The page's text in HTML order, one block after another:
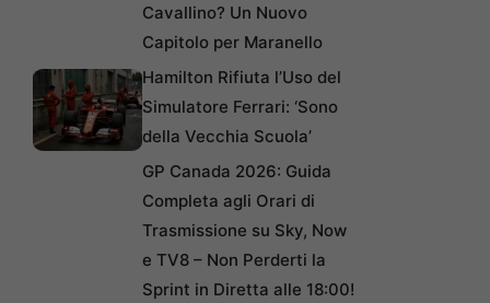
Cavallino? Un Nuovo
Capitolo per Maranello
Hamilton Rifiuta l’Uso del
Simulatore Ferrari: ‘Sono
della Vecchia Scuola’
GP Canada 2026: Guida
Completa agli Orari di
Trasmissione su Sky, Now
e TV8 – Non Perderti la
Sprint in Diretta alle 18:00!